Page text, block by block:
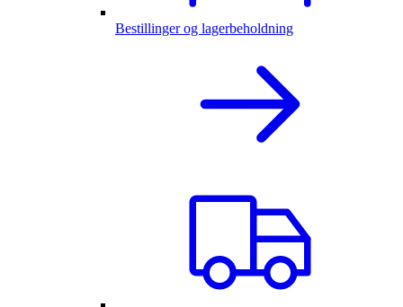
Bestillinger og lagerbeholdning